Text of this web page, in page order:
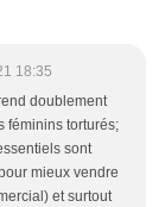
18:35
doublement
féminins torturés;
sont
mieux vendre
et surtout